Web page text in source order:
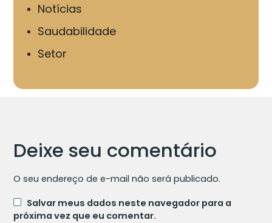
Notícias
Saudabilidade
Setor
Deixe seu comentário
O seu endereço de e-mail não será publicado.
Salvar meus dados neste navegador para a
próxima vez que eu comentar.